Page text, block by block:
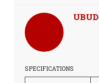
UBUD
SPECIFICATIONS